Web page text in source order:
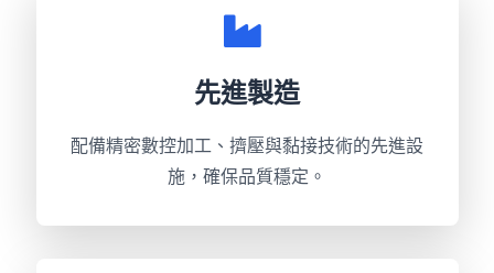
先進製造
配備精密數控加工、擠壓與黏接技術的先進設
施，確保品質穩定。